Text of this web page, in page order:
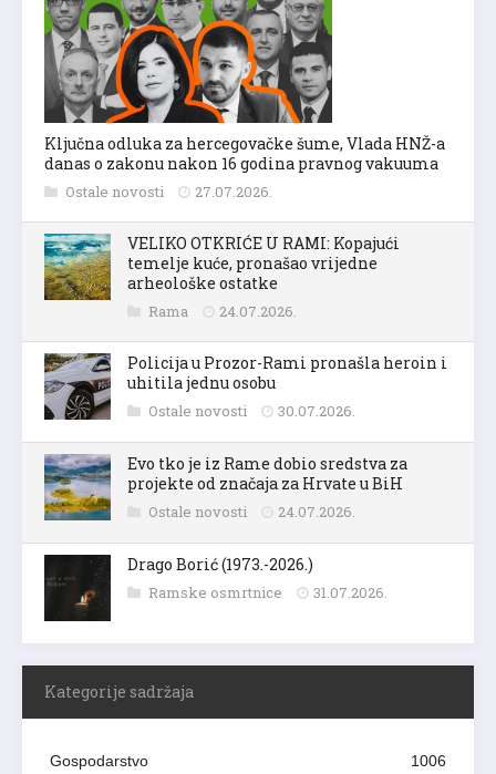
Ključna odluka za hercegovačke šume, Vlada HNŽ-a
danas o zakonu nakon 16 godina pravnog vakuuma
Ostale novosti 27.07.2026.
VELIKO OTKRIĆE U RAMI: Kopajući
temelje kuće, pronašao vrijedne
arheološke ostatke
Rama 24.07.2026.
Policija u Prozor-Rami pronašla heroin i
uhitila jednu osobu
Ostale novosti 30.07.2026.
Evo tko je iz Rame dobio sredstva za
projekte od značaja za Hrvate u BiH
Ostale novosti 24.07.2026.
Drago Borić (1973.-2026.)
Ramske osmrtnice 31.07.2026.
Kategorije sadržaja
Gospodarstvo 1006